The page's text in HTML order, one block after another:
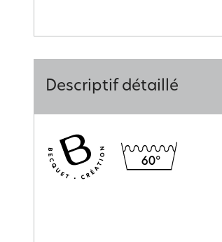
Descriptif détaillé